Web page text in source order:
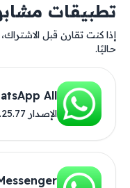
تطبيقات
إذا كنت تقارن قبل
حاليًا.
All
الإصدار 26.25.77